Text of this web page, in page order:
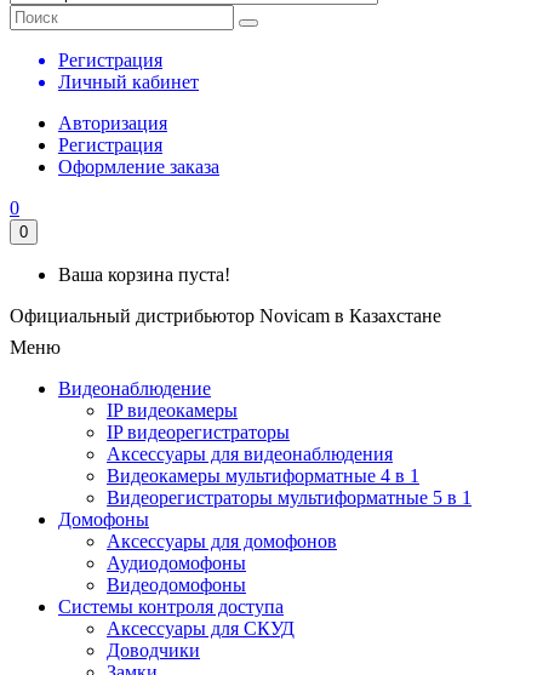
Регистрация
Личный кабинет
Авторизация
Регистрация
Оформление заказа
0
0
Ваша корзина пуста!
Официальный дистрибьютор Novicam в Казахстане
Меню
Видеонаблюдение
IP видеокамеры
IP видеорегистраторы
Аксессуары для видеонаблюдения
Видеокамеры мультиформатные 4 в 1
Видеорегистраторы мультиформатные 5 в 1
Домофоны
Аксессуары для домофонов
Аудиодомофоны
Видеодомофоны
Системы контроля доступа
Аксессуары для СКУД
Доводчики